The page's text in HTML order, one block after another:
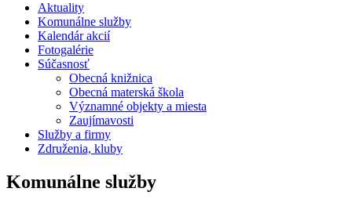
Aktuality
Komunálne služby
Kalendár akcií
Fotogalérie
Súčasnosť
Obecná knižnica
Obecná materská škola
Významné objekty a miesta
Zaujímavosti
Služby a firmy
Združenia, kluby
Komunálne služby